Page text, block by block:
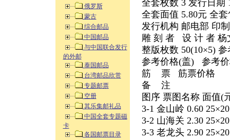
俄罗斯
蒙古
综合邮品
中国邮品
与中国联合发行
的外邮
泰国邮品
台湾邮品欣赏
专题邮票
空册
其乐集邮礼品
中国全套专题磁
卡
各国邮票目录
全套枚数 3 发行日期
全套面值 5.80元 全
发行机构 邮电部 印
雕 刻 者 设 计 者 杨
整版枚数 50(10×5)
参考价格(盖) 参考
筋 票 筋票价格
备 注
图序 票图名称 面值(
3-1 金山岭 0.60
3-2 山海关 2.30
3-3 老龙头 2.90